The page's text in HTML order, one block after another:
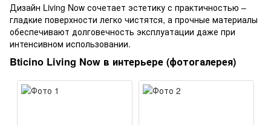
Дизайн Living Now сочетает эстетику с практичностью –
гладкие поверхности легко чистятся, а прочные материалы
обеспечивают долговечность эксплуатации даже при
интенсивном использовании.
Bticino Living Now в интерьере (фотогалерея)